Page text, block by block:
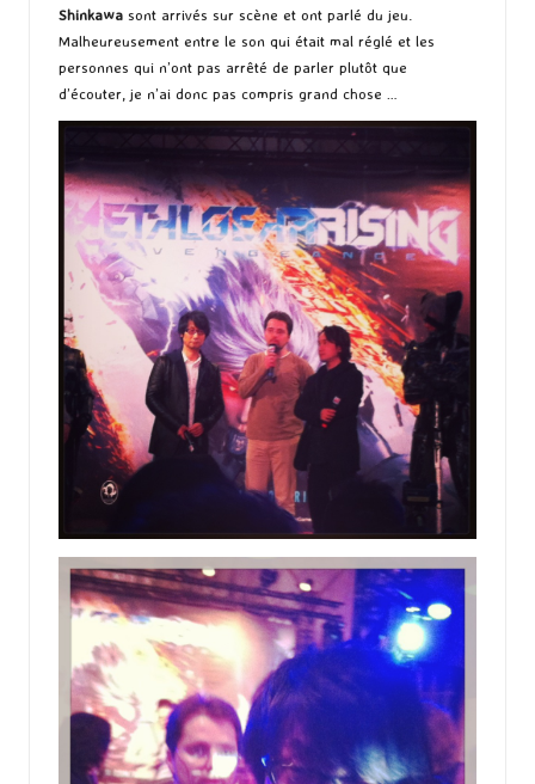
Shinkawa sont arrivés sur scène et ont parlé du jeu.
Malheureusement entre le son qui était mal réglé et les
personnes qui n’ont pas arrêté de parler plutôt que
d’écouter, je n’ai donc pas compris grand chose …